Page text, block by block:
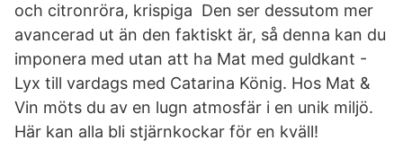
och citronröra, krispiga Den ser dessutom mer
avancerad ut än den faktiskt är, så denna kan du
imponera med utan att ha Mat med guldkant -
Lyx till vardags med Catarina König. Hos Mat &
Vin möts du av en lugn atmosfär i en unik miljö.
Här kan alla bli stjärnkockar för en kväll!